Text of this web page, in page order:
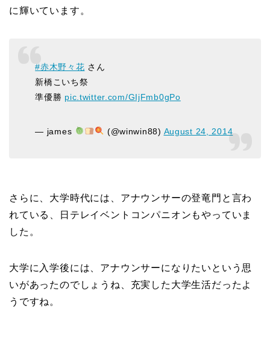
に輝いています。
#赤木野々花 さん
新橋こいち祭
準優勝 pic.twitter.com/GIjFmb0gPo
— james (@winwin88) August 24, 2014
さらに、大学時代には、アナウンサーの登竜門と言わ
れている、日テレイベントコンパニオンもやっていま
した。
大学に入学後には、アナウンサーになりたいという思
いがあったのでしょうね、充実した大学生活だったよ
うですね。